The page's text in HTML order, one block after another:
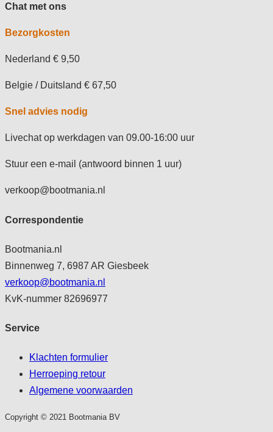
Chat met ons
Bezorgkosten
Nederland € 9,50
Belgie / Duitsland € 67,50
Snel advies nodig
Livechat op werkdagen van 09.00-16:00 uur
Stuur een e-mail (antwoord binnen 1 uur)
verkoop@bootmania.nl
Correspondentie
Bootmania.nl
Binnenweg 7, 6987 AR Giesbeek
verkoop@bootmania.nl
KvK-nummer 82696977
Service
Klachten formulier
Herroeping retour
Algemene voorwaarden
Copyright © 2021 Bootmania BV